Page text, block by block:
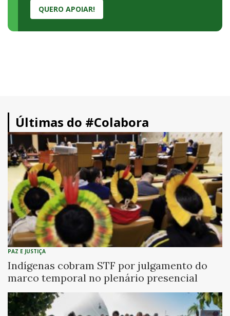
QUERO APOIAR!
Últimas do #Colabora
PAZ E JUSTIÇA
Indígenas cobram STF por julgamento do
marco temporal no plenário presencial